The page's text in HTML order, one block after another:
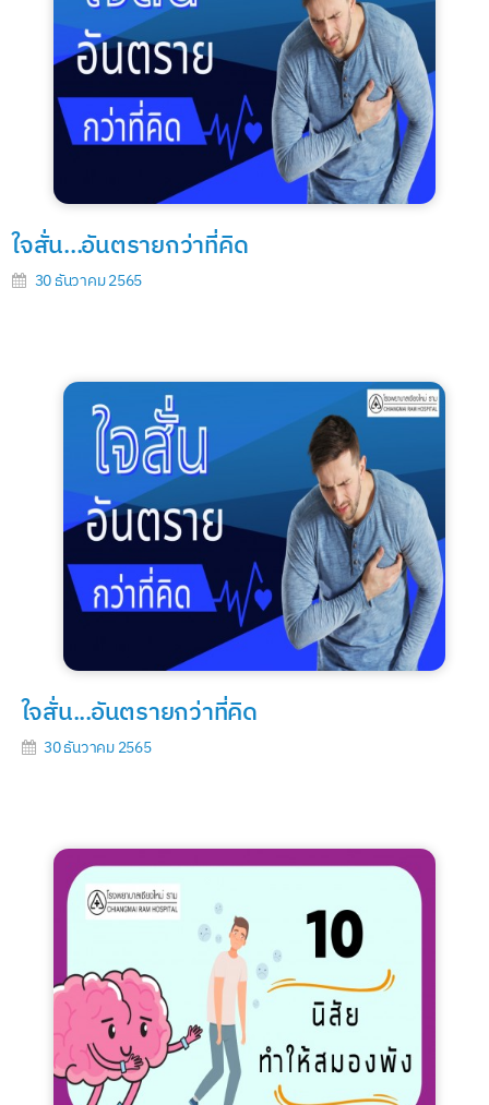
ใจสั่น...อันตรายกว่าที่คิด
30 ธันวาคม 2565
ใจสั่น...อันตรายกว่าที่คิด
30 ธันวาคม 2565